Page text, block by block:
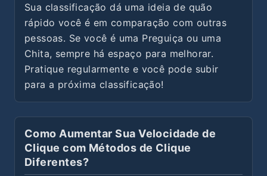
Sua classificação dá uma ideia de quão
rápido você é em comparação com outras
pessoas. Se você é uma Preguiça ou uma
Chita, sempre há espaço para melhorar.
Pratique regularmente e você pode subir
para a próxima classificação!
Como Aumentar Sua Velocidade de
Clique com Métodos de Clique
Diferentes?